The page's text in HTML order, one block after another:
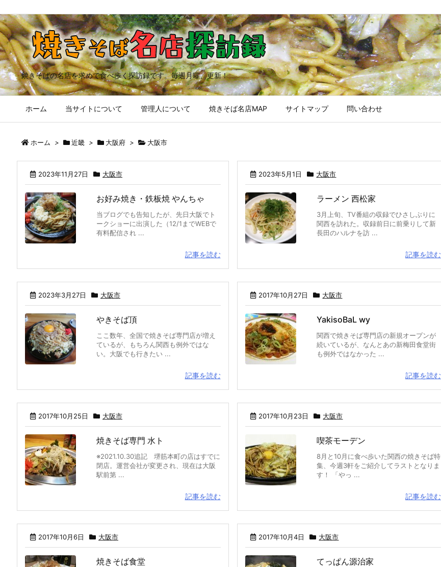
焼きそばの名店を求めて食べ歩く探訪録です。毎週月曜、更新！
ホーム 当サイトについて 管理人について 焼きそば名店MAP サイトマップ 問い合わせ
ホーム > 近畿 > 大阪府 > 大阪市
2023年11月27日 大阪市
お好み焼き・鉄板焼 やんちゃ
当ブログでも告知したが、先日大阪でト
ークショーに出演した（12/1までWEBで
有料配信され ...
記事を読む
2023年5月1日 大阪市
ラーメン 西松家
3月上旬、TV番組の収録でひさしぶりに
関西を訪れた。収録前日に前乗りして新
長田のハルナを訪 ...
記事を読む
2023年3月27日 大阪市
やきそば頂
ここ数年、全国で焼きそば専門店が増え
ているが、もちろん関西も例外ではな
い。大阪でも行きたい ...
記事を読む
2017年10月27日 大阪市
YakisoBaL wy
関西で焼きそば専門店の新規オープンが
続いているが、なんとあの新梅田食堂街
も例外ではなかった ...
記事を読む
2017年10月25日 大阪市
焼きそば専門 水ト
※2021.10.30追記 堺筋本町の店はすでに
閉店。運営会社が変更され、現在は大阪
駅前第 ...
記事を読む
2017年10月23日 大阪市
喫茶モーデン
8月と10月に食べ歩いた関西の焼きそば特
集、今週3軒をご紹介してラストとなりま
す！ 「やっ ...
記事を読む
2017年10月6日 大阪市
焼きそば食堂
2017年10月4日 大阪市
てっぱん源治家